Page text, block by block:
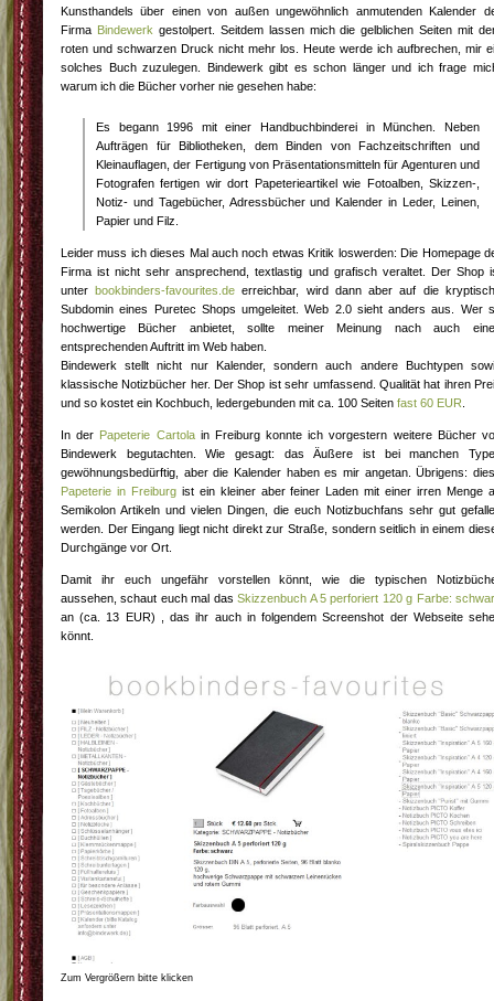
Kunsthandels über einen von außen ungewöhnlich anmutenden Kalender
Firma Bindewerk gestolpert. Seitdem lassen mich die gelblichen Seiten mit
roten und schwarzen Druck nicht mehr los. Heute werde ich aufbrechen, mir
solches Buch zuzulegen. Bindewerk gibt es schon länger und ich frage
warum ich die Bücher vorher nie gesehen habe:
Es begann 1996 mit einer Handbuchbinderei in München. Neben
Aufträgen für Bibliotheken, dem Binden von Fachzeitschriften und
Kleinauflagen, der Fertigung von Präsentationsmitteln für Agenturen und
Fotografen fertigen wir dort Papeterieartikel wie Fotoalben, Skizzen-,
Notiz- und Tagebücher, Adressbücher und Kalender in Leder, Leinen,
Papier und Filz.
Leider muss ich dieses Mal auch noch etwas Kritik loswerden: Die Homepage
Firma ist nicht sehr ansprechend, textlastig und grafisch veraltet. Der Shop
unterbookbinders-favourites.de erreichbar, wird dann aber auf die
Subdomin eines Puretec Shops umgeleitet. Web 2.0 sieht anders aus. Wer
hochwertige Bücher anbietet, sollte meiner Meinung nach auch
entsprechenden Auftritt im Web haben.
Bindewerk stellt nicht nur Kalender, sondern auch andere Buchtypen
klassische Notizbücher her. Der Shop ist sehr umfassend. Qualität hat ihren
und so kostet ein Kochbuch, ledergebunden mit ca. 100 Seiten fast 60 EUR
In der Papeterie Cartolain Freiburg konnte ich vorgestern weitere Bücher
Bindewerk begutachten. Wie gesagt: das Äußere ist bei manchen
gewöhnungsbedürftig, aber die Kalender haben es mir angetan. Übrigens:
Papeterie in Freiburgist ein kleiner aber feiner Laden mit einer irren Menge
Semikolon Artikeln und vielen Dingen, die euch Notizbuchfans sehr gut
werden. Der Eingang liegt nicht direkt zur Straße, sondern seitlich in einem
Durchgänge vor Ort.
Damit ihr euch ungefähr vorstellen könnt, wie die typischen
aussehen, schaut euch mal dasSkizzenbuch A 5 perforiert 120 g Farbe:
an (ca. 13 EUR) , das ihr auch in folgendem Screenshot der Webseite
könnt.
Zum Vergrößern bitte klicken